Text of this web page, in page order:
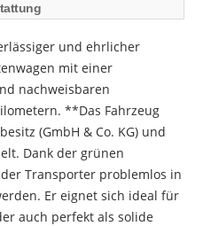
und ehrlicher
mit einer
nachweisbaren
**Das Fahrzeug
(GmbH & Co. KG) und
Dank der grünen
Transporter problemlos in
Er eignet sich ideal für
auch perfekt als solide